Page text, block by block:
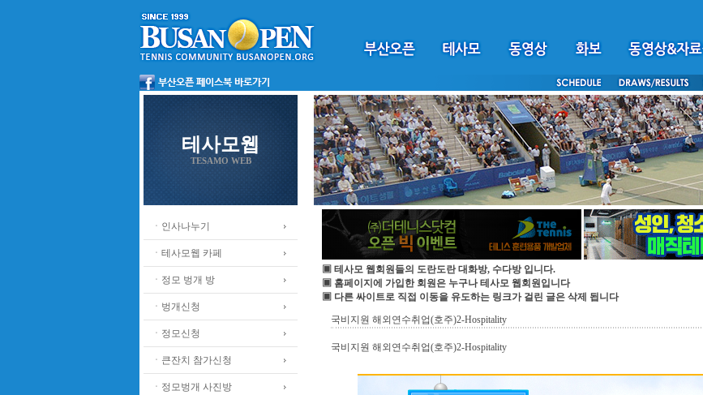
테사모웹
TESAMO WEB
ㆍ인사나누기
ㆍ테사모웹 카페
ㆍ정모 벙개 방
ㆍ벙개신청
ㆍ정모신청
ㆍ큰잔치 참가신청
ㆍ정모벙개 사진방
▣ 테사모 웹회원들의 도란도란 대화방, 수다방 입니다.
▣ 홈페이지에 가입한 회원은 누구나 테사모 웹회원입니다
▣ 다른 싸이트로 직접 이동을 유도하는 링크가 걸린 글은 삭제 됩니다
국비지원 해외연수취업(호주)2-Hospitality
국비지원 해외연수취업(호주)2-Hospitality